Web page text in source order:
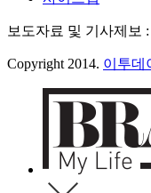
보도자료 및 기사제보 :
Copyright 2014. 이투데